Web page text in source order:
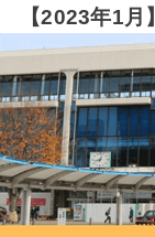
【2023年1月】